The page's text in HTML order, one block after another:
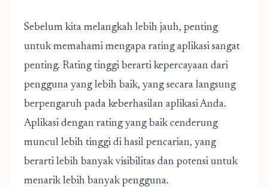
Sebelum kita melangkah lebih jauh, penting
untuk memahami mengapa rating aplikasi sangat
penting. Rating tinggi berarti kepercayaan dari
pengguna yang lebih baik, yang secara langsung
berpengaruh pada keberhasilan aplikasi Anda.
Aplikasi dengan rating yang baik cenderung
muncul lebih tinggi di hasil pencarian, yang
berarti lebih banyak visibilitas dan potensi untuk
menarik lebih banyak pengguna.